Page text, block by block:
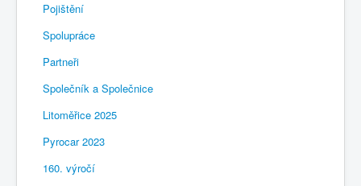
Pojištění
Spolupráce
Partneři
Společník a Společnice
Litoměřice 2025
Pyrocar 2023
160. výročí